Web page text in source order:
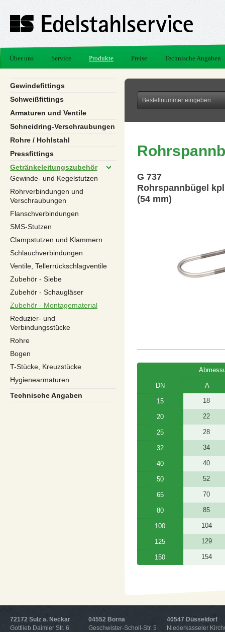
Über uns Service Produkte Preise Technische Angaben
Gewindefittings
Schweißfittings
Armaturen und Ventile
Schneidring-Verschraubungen
Rohre / Hohlstahl
Pressfittings
Getränkeleitungszubehör
Gewinde- und Kegelstutzen
Rohrverbindungen und
Verschraubungen
Flanschverbindungen
SMS-Stutzen
Clampstutzen und Klammern
Schlauchverbindungen
Ventile, Tellerrückschlagventile
Zubehör - Siebe
Zubehör - Schaugläser
Zubehör - Montagematerial
Reduzier- und
Verbindungsstücke
Rohre
Bogen
T-Stücke, Kreuzstücke
Hygienearmaturen
Technische Angaben
G 737
Rohrspannbügel
(54 mm)
DN A
15 18
20 22
25 28
32 34
40 40
50 52
65 70
80 85
100 104
125 129
150 154
72172 Sulz a. Neckar
Gottlieb Daimler Str. 6
04552 Borna
Geschwister-Scholl-Str. 5
40547 Düsseldorf
Niederkasseler